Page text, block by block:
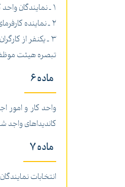
1 ـ نمایندگان واحد کار و امور اجتماعی محل.
2 ـ نماینده کارفرمای همان واحد.
3 ـ یکنفر از کارگران با سواد همان واحد که کاندیدای نمایندگی نباشد.
تبصره هیئت موظف
ماده 6
کاندیداهای واجد شرایط را حداقل 5 روز قبل از انجام رأی گیری ضمن ابلاغ
ماده 7
انتخابات نمایندگان